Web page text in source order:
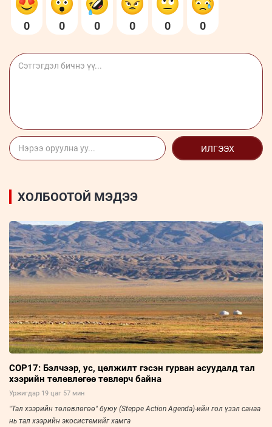
0 0 0 0 0 0
ИЛГЭЭХ
ХОЛБООТОЙ МЭДЭЭ
COP17: Бэлчээр, ус, цөлжилт гэсэн гурван асуудалд тал
хээрийн төлөвлөгөө төвлөрч байна
Уржигдар 19 цаг 57 мин
"Тал хээрийн төлөвлөгөө" буюу (Steppe Action Agenda)-ийн гол үзэл санаа
нь тал хээрийн экосистемийг хамга